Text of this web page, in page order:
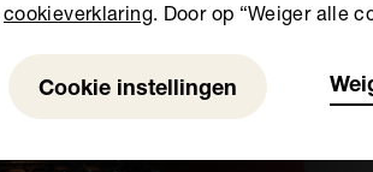
cookieverklaring. Door op “Weiger alle
Cookie instellingen
Weigeren